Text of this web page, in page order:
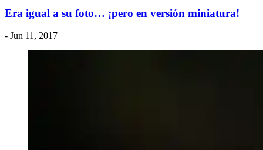
Era igual a su foto… ¡pero en versión miniatura!
- Jun 11, 2017